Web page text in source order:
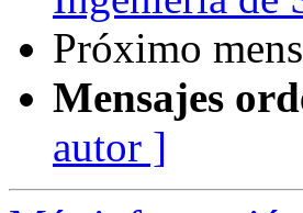
Próximo
Mensajes
autor ]